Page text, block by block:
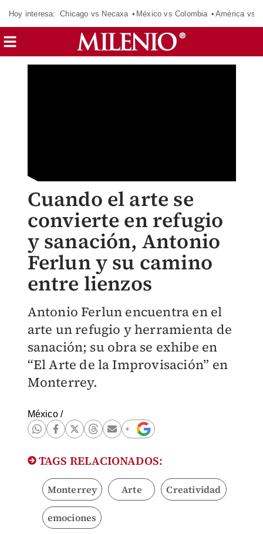
Hoy interesa: Chicago vs Necaxa México vs Colombia América vs
Cuando el arte se
convierte en refugio
y sanación, Antonio
Ferlun y su camino
entre lienzos
Antonio Ferlun encuentra en el
arte un refugio y herramienta de
sanación; su obra se exhibe en
“El Arte de la Improvisación” en
Monterrey.
México/
TAGS RELACIONADOS:
Monterrey Arte Creatividad
emociones